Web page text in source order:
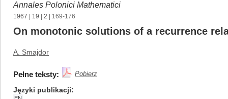
Annales Polonici Mathematici
1967 19 2 | 169-176
On monotonic solutions of a recurrence
A. Smajdor
Pełne teksty: Pobierz
Języki publikacji